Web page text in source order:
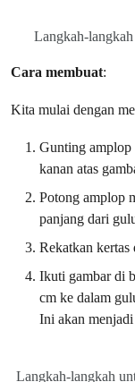
Langkah-
Cara membuat:
Kita mulai dengan
Gunting amplop
kanan atas
Potong amplop
panjang dari
Rekatkan
Ikuti gambar di
cm ke dalam
Ini akan
Langkah-langkah